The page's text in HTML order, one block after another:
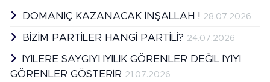
DOMANİÇ KAZANACAK İNŞALLAH ! 28.07.2026
BİZİM PARTİLER HANGİ PARTİLİ? 24.07.2026
İYİLERE SAYGIYI İYİLİK GÖRENLER DEĞİL İYİYİ
GÖRENLER GÖSTERİR 21.07.2026